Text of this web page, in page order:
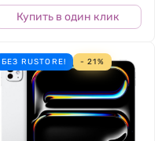
Купить в один клик
БЕЗ RUSTORE! - 21%